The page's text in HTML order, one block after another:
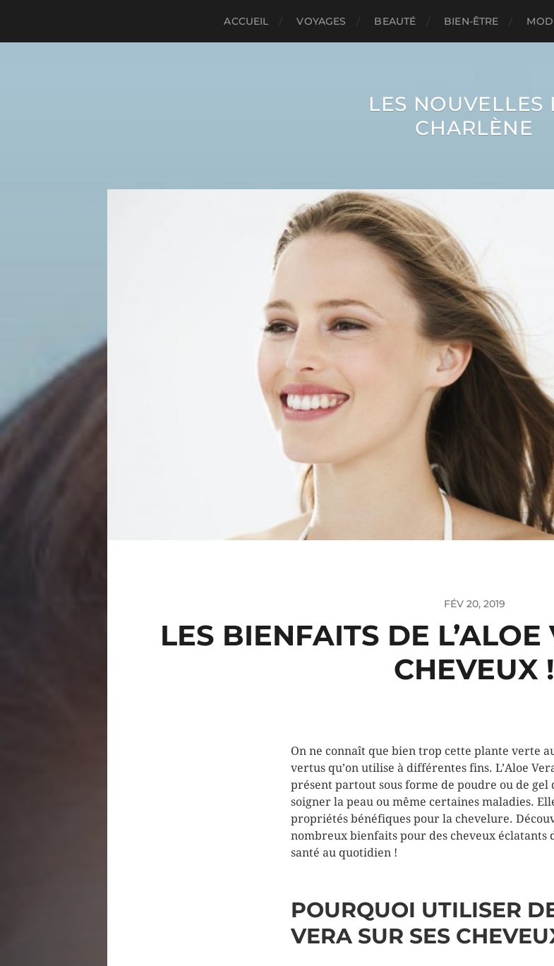
ACCUEIL VOYAGES BEAUTÉ BIEN-ÊTRE
LES NOUVELLES
CHARLÈNE
FÉV 20, 2019
LES BIENFAITS DE
CHEVEUX !
On ne connaît que bien trop cette plante verte
vertus qu’on utilise à différentes fins. L’Aloe
présent partout sous forme de poudre ou de gel
soigner la peau ou même certaines maladies.
propriétés bénéfiques pour la chevelure.
nombreux bienfaits pour des cheveux éclatants
santé au quotidien !
POURQUOI UTILISER
VERA SUR SES